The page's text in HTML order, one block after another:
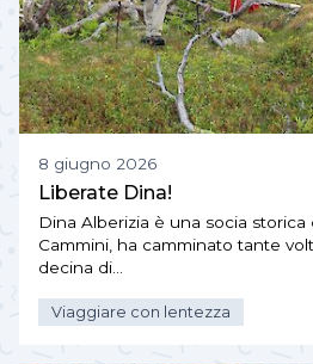
8 giugno 2026
Liberate Dina!
Dina Alberizia è una socia
Cammini, ha camminato tante
decina di…
Viaggiare con lentezza